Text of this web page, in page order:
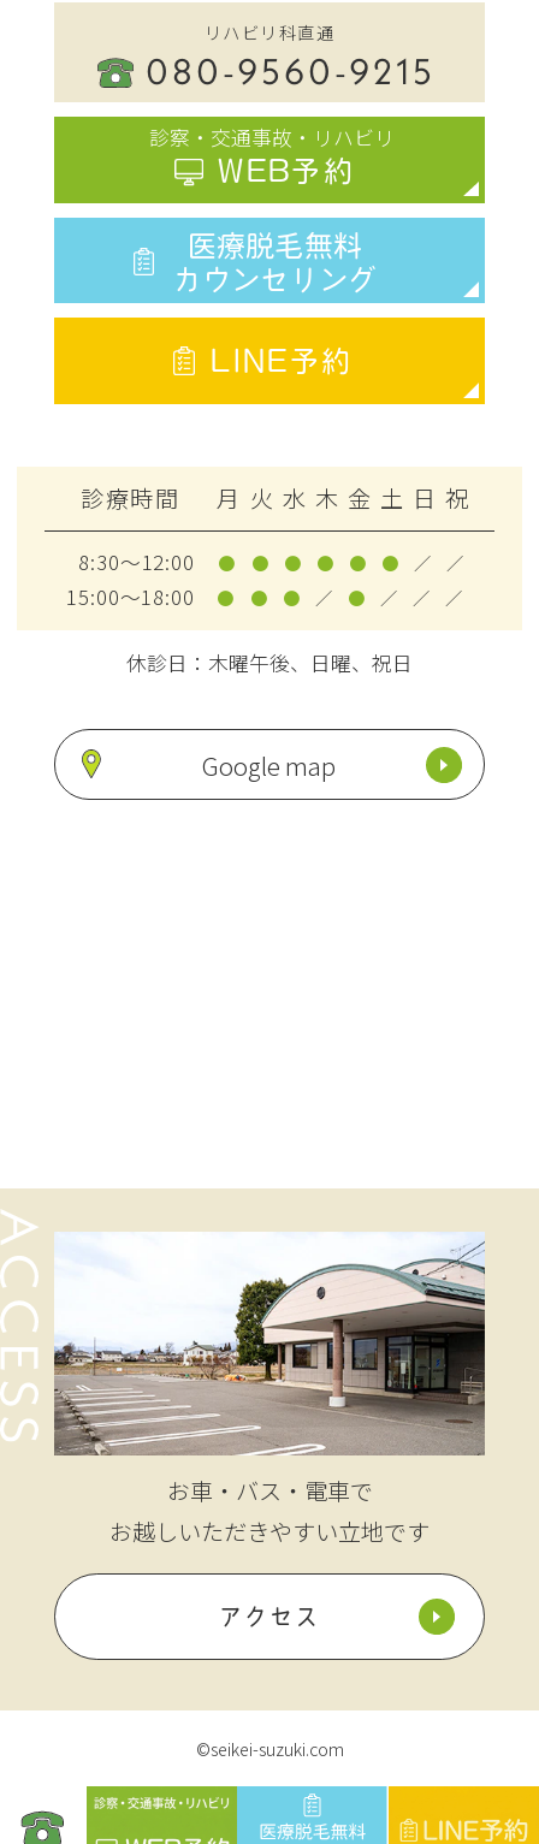
リハビリ科直通
080-9560-9215
診察・交通事故・リハビリ
WEB予約
医療脱毛無料
カウンセリング
LINE予約
診療時間 月 火 水 木 金 土 日 祝
8:30～12:00 ● ● ● ● ● ● ／ ／
15:00～18:00 ● ● ● ／ ● ／ ／ ／
休診日：木曜午後、日曜、祝日
Google map
お車・バス・電車で
お越しいただきやすい立地です
アクセス
©seikei-suzuki.com